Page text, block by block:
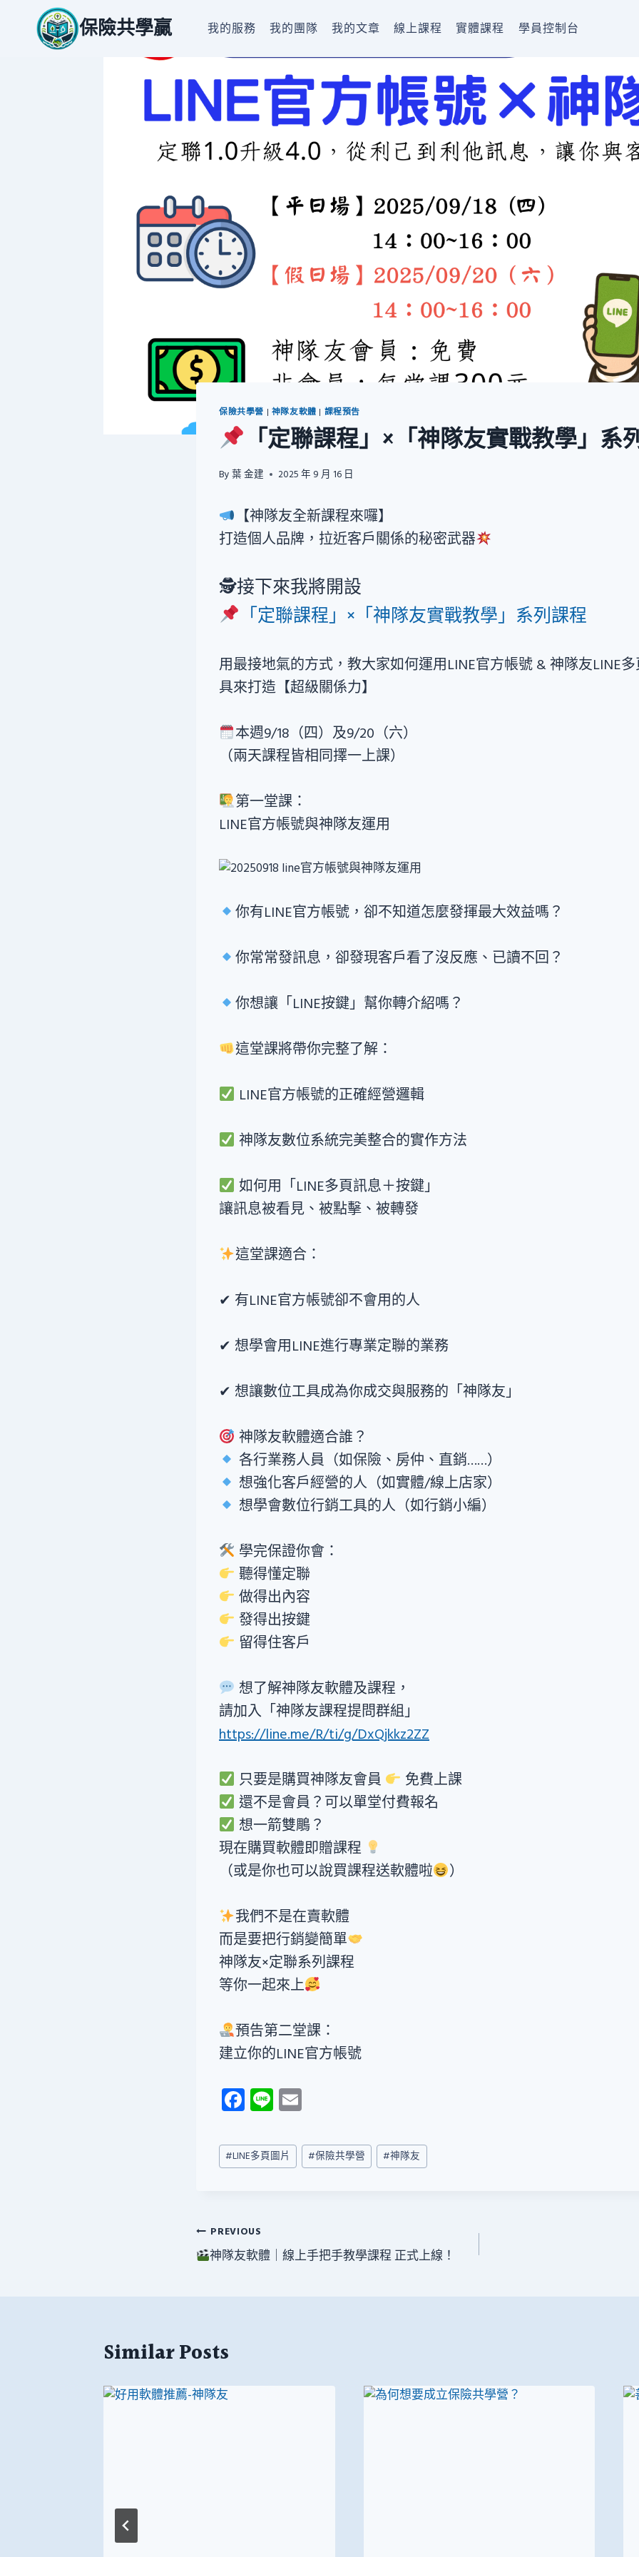
content
保險共學贏 我的服務 我的團隊 我的文章 線上課程 實體課程 學員控制台
保險共學營 | 神隊友軟體 | 課程預告
「定聯課程」×「神隊友實戰教學」系
By 葉 金建 2025 年 9 月 16 日
【神隊友全新課程來囉】
打造個人品牌，拉近客戶關係的秘密武器
🕵️接下來我將開設
「定聯課程」×「神隊友實戰教學」系列課程
用最接地氣的方式，教大家如何運用LINE官方帳號 & 神隊友LINE
具來打造【超級關係力】
本週9/18（四）及9/20（六）
（兩天課程皆相同擇一上課）
第一堂課：
LINE官方帳號與神隊友運用
你有LINE官方帳號，卻不知道怎麼發揮最大效益嗎？
你常常發訊息，卻發現客戶看了沒反應、已讀不回？
你想讓「LINE按鍵」幫你轉介紹嗎？
這堂課將帶你完整了解：
LINE官方帳號的正確經營邏輯
神隊友數位系統完美整合的實作方法
如何用「LINE多頁訊息＋按鍵」
讓訊息被看見、被點擊、被轉發
這堂課適合：
✔ 有LINE官方帳號卻不會用的人
✔ 想學會用LINE進行專業定聯的業務
✔ 想讓數位工具成為你成交與服務的「神隊友」
神隊友軟體適合誰？
各行業務人員（如保險、房仲、直銷……）
想強化客戶經營的人（如實體/線上店家）
想學會數位行銷工具的人（如行銷小編）
學完保證你會：
聽得懂定聯
做得出內容
發得出按鍵
留得住客戶
想了解神隊友軟體及課程，
請加入「神隊友課程提問群組」
https://line.me/R/ti/g/DxQjkkz2ZZ
只要是購買神隊友會員
免費上課
還不是會員？可以單堂付費報名
想一箭雙鵰？
現在購買軟體即贈課程
（或是你也可以說買課程送軟體啦
）
我們不是在賣軟體
而是要把行銷變簡單
神隊友×定聯系列課程
等你一起來上
預告第二堂課：
建立你的LINE官方帳號
Fa
b
o
Li
e ail
Post
Tags:
#LINE多頁圖片 #保險共學營 #神隊友
文
章
PREVIOUS
神隊友軟體｜線上手把手教學課程 正式上線！
Similar Posts